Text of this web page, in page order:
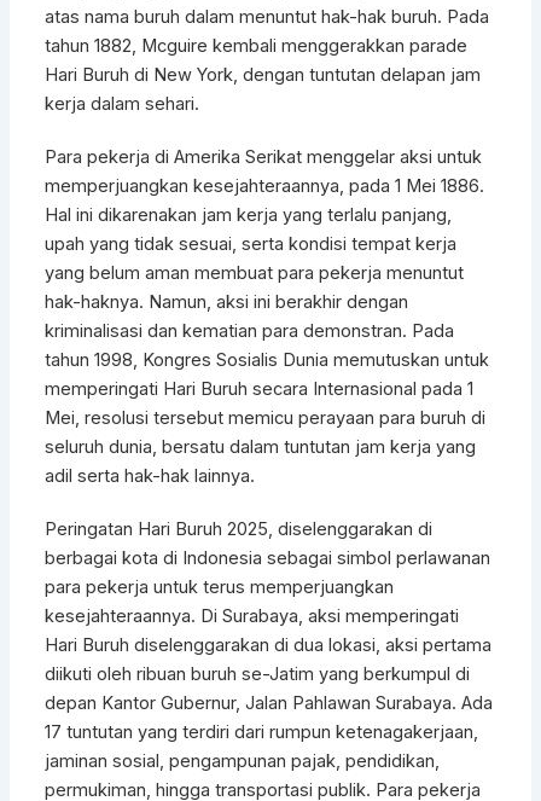
atas nama buruh dalam menuntut hak-hak buruh. Pada
tahun 1882, Mcguire kembali menggerakkan parade
Hari Buruh di New York, dengan tuntutan delapan jam
kerja dalam sehari.
Para pekerja di Amerika Serikat menggelar aksi untuk
memperjuangkan kesejahteraannya, pada 1 Mei 1886.
Hal ini dikarenakan jam kerja yang terlalu panjang,
upah yang tidak sesuai, serta kondisi tempat kerja
yang belum aman membuat para pekerja menuntut
hak-haknya. Namun, aksi ini berakhir dengan
kriminalisasi dan kematian para demonstran. Pada
tahun 1998, Kongres Sosialis Dunia memutuskan untuk
memperingati Hari Buruh secara Internasional pada 1
Mei, resolusi tersebut memicu perayaan para buruh di
seluruh dunia, bersatu dalam tuntutan jam kerja yang
adil serta hak-hak lainnya.
Peringatan Hari Buruh 2025, diselenggarakan di
berbagai kota di Indonesia sebagai simbol perlawanan
para pekerja untuk terus memperjuangkan
kesejahteraannya. Di Surabaya, aksi memperingati
Hari Buruh diselenggarakan di dua lokasi, aksi pertama
diikuti oleh ribuan buruh se-Jatim yang berkumpul di
depan Kantor Gubernur, Jalan Pahlawan Surabaya. Ada
17 tuntutan yang terdiri dari rumpun ketenagakerjaan,
jaminan sosial, pengampunan pajak, pendidikan,
permukiman, hingga transportasi publik. Para pekerja